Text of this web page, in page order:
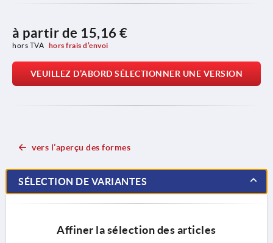
à partir de 15,16 €
hors TVA hors frais d’envoi
VEUILLEZ D’ABORD SÉLECTIONNER UNE VERSION
vers l’aperçu des formes
SÉLECTION DE VARIANTES
Affiner la sélection des articles